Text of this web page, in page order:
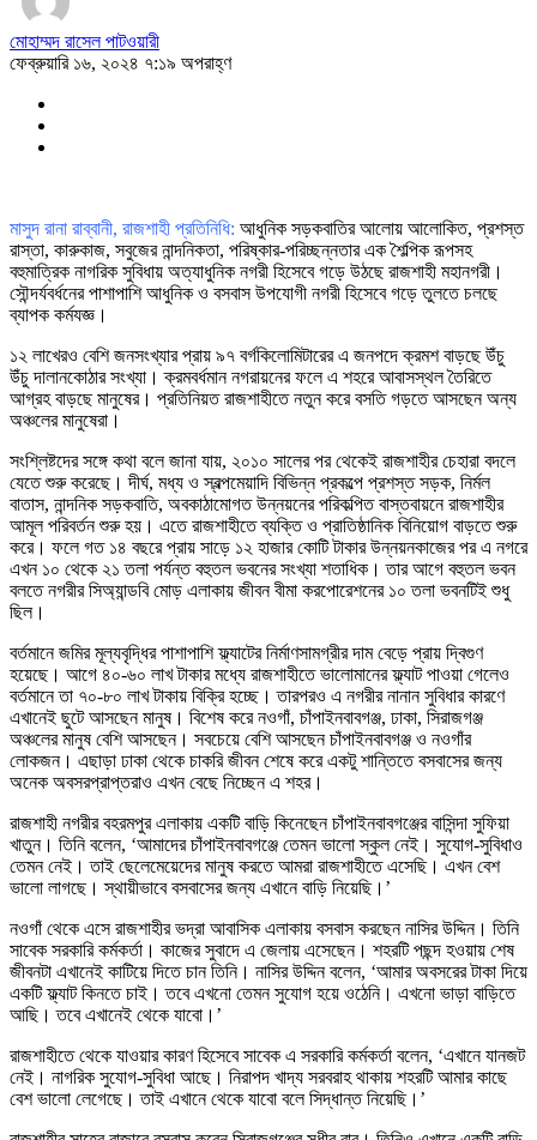
মোহাম্মদ রাসেল পাটওয়ারী
ফেব্রুয়ারি ১৬, ২০২৪ ৭:১৯ অপরাহ্ণ
মাসুদ রানা রাব্বানী, রাজশাহী প্রতিনিধি: আধুনিক সড়কবাতির আলোয় আলোকিত, প্রশস্ত
রাস্তা, কারুকাজ, সবুজের নান্দনিকতা, পরিষ্কার-পরিচ্ছন্নতার এক শৈল্পিক রূপসহ
বহুমাত্রিক নাগরিক সুবিধায় অত্যাধুনিক নগরী হিসেবে গড়ে উঠছে রাজশাহী মহানগরী।
সৌন্দর্যবর্ধনের পাশাপাশি আধুনিক ও বসবাস উপযোগী নগরী হিসেবে গড়ে তুলতে চলছে
ব্যাপক কর্মযজ্ঞ।
১২ লাখেরও বেশি জনসংখ্যার প্রায় ৯৭ বর্গকিলোমিটারের এ জনপদে ক্রমশ বাড়ছে উঁচু
উঁচু দালানকোঠার সংখ্যা। ক্রমবর্ধমান নগরায়নের ফলে এ শহরে আবাসস্থল তৈরিতে
আগ্রহ বাড়ছে মানুষের। প্রতিনিয়ত রাজশাহীতে নতুন করে বসতি গড়তে আসছেন অন্য
অঞ্চলের মানুষেরা।
সংশ্লিষ্টদের সঙ্গে কথা বলে জানা যায়, ২০১০ সালের পর থেকেই রাজশাহীর চেহারা বদলে
যেতে শুরু করেছে। দীর্ঘ, মধ্য ও স্বল্পমেয়াদি বিভিন্ন প্রকল্পে প্রশস্ত সড়ক, নির্মল
বাতাস, নান্দনিক সড়কবাতি, অবকাঠামোগত উন্নয়নের পরিকল্পিত বাস্তবায়নে রাজশাহীর
আমূল পরিবর্তন শুরু হয়। এতে রাজশাহীতে ব্যক্তি ও প্রাতিষ্ঠানিক বিনিয়োগ বাড়তে শুরু
করে। ফলে গত ১৪ বছরে প্রায় সাড়ে ১২ হাজার কোটি টাকার উন্নয়নকাজের পর এ নগরে
এখন ১০ থেকে ২১ তলা পর্যন্ত বহুতল ভবনের সংখ্যা শতাধিক। তার আগে বহুতল ভবন
বলতে নগরীর সিঅ্যান্ডবি মোড় এলাকায় জীবন বীমা করপোরেশনের ১০ তলা ভবনটিই শুধু
ছিল।
বর্তমানে জমির মূল্যবৃদ্ধির পাশাপাশি ফ্ল্যাটের নির্মাণসামগ্রীর দাম বেড়ে প্রায় দ্বিগুণ
হয়েছে। আগে ৪০-৬০ লাখ টাকার মধ্যে রাজশাহীতে ভালোমানের ফ্ল্যাট পাওয়া গেলেও
বর্তমানে তা ৭০-৮০ লাখ টাকায় বিক্রি হচ্ছে। তারপরও এ নগরীর নানান সুবিধার কারণে
এখানেই ছুটে আসছেন মানুষ। বিশেষ করে নওগাঁ, চাঁপাইনবাবগঞ্জ, ঢাকা, সিরাজগঞ্জ
অঞ্চলের মানুষ বেশি আসছেন। সবচেয়ে বেশি আসছেন চাঁপাইনবাবগঞ্জ ও নওগাঁর
লোকজন। এছাড়া ঢাকা থেকে চাকরি জীবন শেষে করে একটু শান্তিতে বসবাসের জন্য
অনেক অবসরপ্রাপ্তরাও এখন বেছে নিচ্ছেন এ শহর।
রাজশাহী নগরীর বহরমপুর এলাকায় একটি বাড়ি কিনেছেন চাঁপাইনবাবগঞ্জের বাসিন্দা সুফিয়া
খাতুন। তিনি বলেন, ‘আমাদের চাঁপাইনবাবগঞ্জে তেমন ভালো স্কুল নেই। সুযোগ-সুবিধাও
তেমন নেই। তাই ছেলেমেয়েদের মানুষ করতে আমরা রাজশাহীতে এসেছি। এখন বেশ
ভালো লাগছে। স্থায়ীভাবে বসবাসের জন্য এখানে বাড়ি নিয়েছি।’
নওগাঁ থেকে এসে রাজশাহীর ভদ্রা আবাসিক এলাকায় বসবাস করছেন নাসির উদ্দিন। তিনি
সাবেক সরকারি কর্মকর্তা। কাজের সুবাদে এ জেলায় এসেছেন। শহরটি পছন্দ হওয়ায় শেষ
জীবনটা এখানেই কাটিয়ে দিতে চান তিনি। নাসির উদ্দিন বলেন, ‘আমার অবসরের টাকা দিয়ে
একটি ফ্ল্যাট কিনতে চাই। তবে এখনো তেমন সুযোগ হয়ে ওঠেনি। এখনো ভাড়া বাড়িতে
আছি। তবে এখানেই থেকে যাবো।’
রাজশাহীতে থেকে যাওয়ার কারণ হিসেবে সাবেক এ সরকারি কর্মকর্তা বলেন, ‘এখানে যানজট
নেই। নাগরিক সুযোগ-সুবিধা আছে। নিরাপদ খাদ্য সরবরাহ থাকায় শহরটি আমার কাছে
বেশ ভালো লেগেছে। তাই এখানে থেকে যাবো বলে সিদ্ধান্ত নিয়েছি।’